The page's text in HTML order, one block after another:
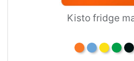
Kisto fridge